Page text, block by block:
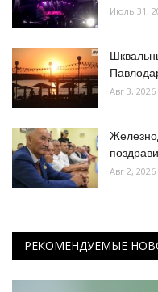
Июль 31,
Авг 3, 2026
Авг 2, 2026
РЕКОМЕНДУЕМЫЕ